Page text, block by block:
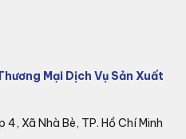
Mại Dịch Vụ Sản Xuất
4, Xã Nhà Bè, TP. Hồ Chí Minh